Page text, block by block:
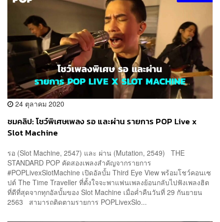
24 ตุลาคม 2020
ชมคลิป: โชว์พิเศษเพลง รอ และผ่าน รายการ POP Live x
Slot Machine
รอ (Slot Machine, 2547) และ ผ่าน (Mutation, 2549) THE
STANDARD POP คัดสองเพลงสำคัญจากรายการ
#POPLivexSlotMachine เปิดอัลบั้ม Third Eye View พร้อมโชว์คอนเซ
ปต์ The Time Traveller ที่ตั้งใจจะพาแฟนเพลงย้อนกลับไปฟังเพลงฮิต
ที่ดีที่สุดจากทุกอัลบั้มของ Slot Machine เมื่อค่ำคืนวันที่ 29 กันยายน
2563 สามารถติดตามรายการ POPLivexSlo...